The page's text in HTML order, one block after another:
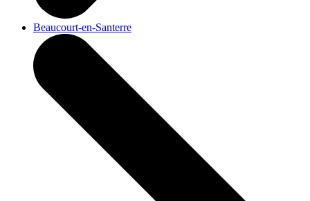
Beaucourt-en-Santerre